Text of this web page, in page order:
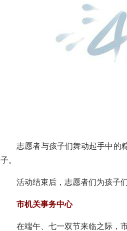
志愿者与孩子们舞动起手中的粽
子。
活动结束后，志愿者们为孩子们
市机关事务中心
在端午、七一双节来临之际，市